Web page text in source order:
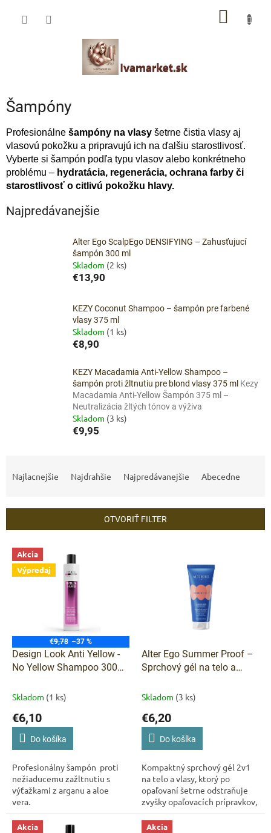
Šampóny
Profesionálne šampóny na vlasy šetrne čistia vlasy aj
vlasovú pokožku a pripravujú ich na ďalšiu starostlivosť.
Vyberte si šampón podľa typu vlasov alebo konkrétneho
problému – hydratácia, regenerácia, ochrana farby či
starostlivosť o citlivú pokožku hlavy.
Najpredávanejšie
Alter Ego ScalpEgo DENSIFYING – Zahusťujucí
šampón 300 ml
Skladom (2 ks)
€13,90
KEZY Coconut Shampoo – šampón pre farbené
vlasy 375 ml
Skladom (1 ks)
€8,90
KEZY Macadamia Anti-Yellow Shampoo –
šampón proti žltnutiu pre blond vlasy 375 ml Kezy
Macadamia Anti-Yellow Šampón 375 ml –
Neutralizácia žltých tónov a výživa
Skladom (3 ks)
€9,95
i
Najlacnejšie Najdrahšie Najpredávanejšie Abecedne
OTVORIŤ FILTER
V Akcia
Výpredaj
€9,78 –37 %
Design Look Anti Yellow -
No Yellow Shampoo 300
Skladom (1 ks)
€6,10
Do košíka
Profesionálny šampón proti
nežiaducemu zažltnutiu s
výťažkami z arganu a aloe
vera.
Alter Ego Summer Proof –
Sprchový gél na telo a
Skladom (3 ks)
€6,20
Do košíka
Kompaktný sprchový gél 2v1
na telo a vlasy, ktorý po
opaľovaní šetrne odstraňuje
zvyšky opaľovacích prípravkov,
morskej soli a chlóru z bazéna.
Ideálny letný spoločník s...
Akcia Akcia
IVAMARKET poradca